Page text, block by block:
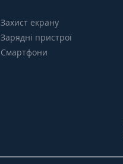
Захист екрану
Зарядні пристрої
Смартфони